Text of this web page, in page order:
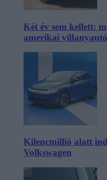
Két év sem kellett:
amerikai
Kilencmillió alatt
Volkswagen